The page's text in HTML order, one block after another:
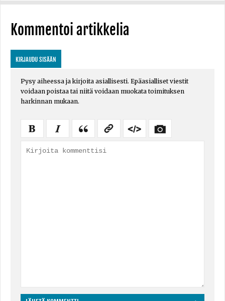
Kommentoi artikkelia
KIRJAUDU SISÄÄN
Pysy aiheessa ja kirjoita asiallisesti. Epäasialliset viestit
voidaan poistaa tai niitä voidaan muokata toimituksen
harkinnan mukaan.